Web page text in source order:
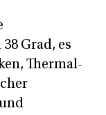
Grad, es
Thermal-